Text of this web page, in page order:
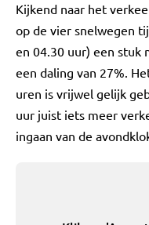
Kijkend naar het
op de vier snelwegen
en 04.30 uur) een stuk
een daling van 27%.
uren is vrijwel gelijk
uur juist iets meer
ingaan van de